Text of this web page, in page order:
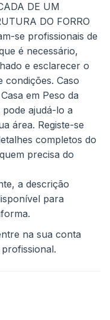
DE UM
DO FORRO
se profissionais de
é necessário,
e esclarecer o
condições. Caso
em Peso da
ajudá-lo a
área. Registe-se
completos do
precisa do
a descrição
para
na sua conta